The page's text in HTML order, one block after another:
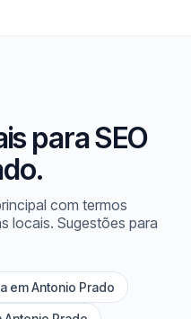
para SEO
com termos
locais. Sugestões para
em Antonio Prado